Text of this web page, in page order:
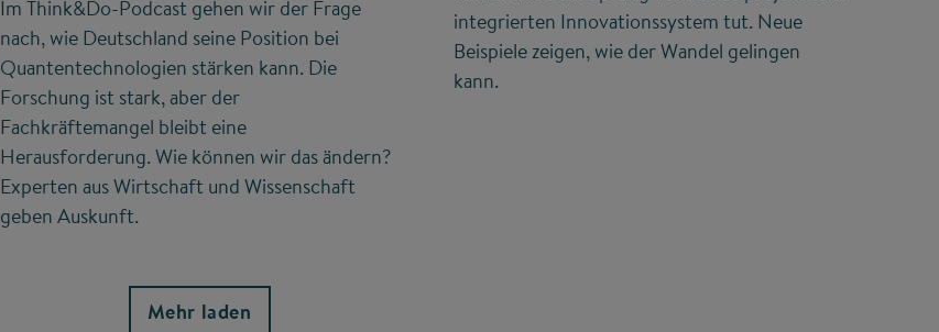
Im Think&Do-Podcast gehen wir der Frage
nach, wie Deutschland seine Position bei
Quantentechnologien stärken kann. Die
Forschung ist stark, aber der
Fachkräftemangel bleibt eine
Herausforderung. Wie können wir das ändern?
Experten aus Wirtschaft und Wissenschaft
geben Auskunft.
integrierten Innovationssystem tut. Neue
Beispiele zeigen, wie der Wandel gelingen
kann.
Mehr laden